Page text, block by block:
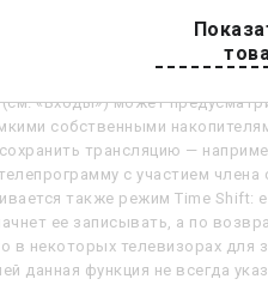
Возможность
«Входы») может
собственными
трансляцию —
с участием
также режим Time Shift:
ее записывать, а по
в некоторых телевизорах для
данная функция не всегда